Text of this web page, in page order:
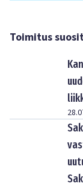
Toimitus